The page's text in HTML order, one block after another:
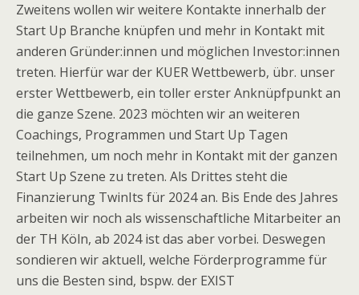
Zweitens wollen wir weitere Kontakte innerhalb der
Start Up Branche knüpfen und mehr in Kontakt mit
anderen Gründer:innen und möglichen Investor:innen
treten. Hierfür war der KUER Wettbewerb, übr. unser
erster Wettbewerb, ein toller erster Anknüpfpunkt an
die ganze Szene. 2023 möchten wir an weiteren
Coachings, Programmen und Start Up Tagen
teilnehmen, um noch mehr in Kontakt mit der ganzen
Start Up Szene zu treten. Als Drittes steht die
Finanzierung TwinIts für 2024 an. Bis Ende des Jahres
arbeiten wir noch als wissenschaftliche Mitarbeiter an
der TH Köln, ab 2024 ist das aber vorbei. Deswegen
sondieren wir aktuell, welche Förderprogramme für
uns die Besten sind, bspw. der EXIST